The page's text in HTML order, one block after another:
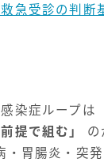
急受診の判断
染症ループは
提で組む」
の
・胃腸炎・突